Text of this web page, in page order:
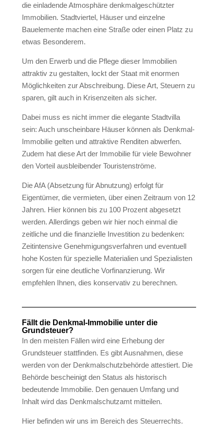
die einladende Atmosphäre denkmalgeschützter
Immobilien. Stadtviertel, Häuser und einzelne
Bauelemente machen eine Straße oder einen Platz zu
etwas Besonderem.
Um den Erwerb und die Pflege dieser Immobilien
attraktiv zu gestalten, lockt der Staat mit enormen
Möglichkeiten zur Abschreibung. Diese Art, Steuern zu
sparen, gilt auch in Krisenzeiten als sicher.
Dabei muss es nicht immer die elegante Stadtvilla
sein: Auch unscheinbare Häuser können als Denkmal-
Immobilie gelten und attraktive Renditen abwerfen.
Zudem hat diese Art der Immobilie für viele Bewohner
den Vorteil ausbleibender Touristenströme.
Die AfA (Absetzung für Abnutzung) erfolgt für
Eigentümer, die vermieten, über einen Zeitraum von 12
Jahren. Hier können bis zu 100 Prozent abgesetzt
werden. Allerdings geben wir hier noch einmal die
zeitliche und die finanzielle Investition zu bedenken:
Zeitintensive Genehmigungsverfahren und eventuell
hohe Kosten für spezielle Materialien und Spezialisten
sorgen für eine deutliche Vorfinanzierung. Wir
empfehlen Ihnen, dies konservativ zu berechnen.
Fällt die Denkmal-Immobilie unter die
Grundsteuer?
In den meisten Fällen wird eine Erhebung der
Grundsteuer stattfinden. Es gibt Ausnahmen, diese
werden von der Denkmalschutzbehörde attestiert. Die
Behörde bescheinigt den Status als historisch
bedeutende Immobilie. Den genauen Umfang und
Inhalt wird das Denkmalschutzamt mitteilen.
Hier befinden wir uns im Bereich des Steuerrechts.